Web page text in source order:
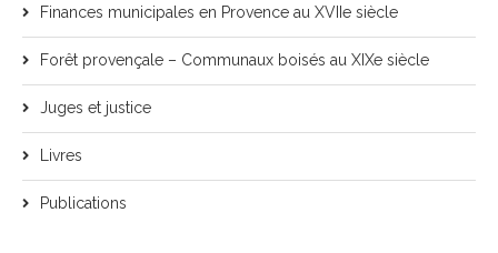
Finances municipales en Provence au XVIIe siècle
Forêt provençale – Communaux boisés au XIXe siècle
Juges et justice
Livres
Publications